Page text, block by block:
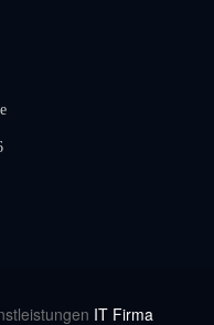
IT Firma